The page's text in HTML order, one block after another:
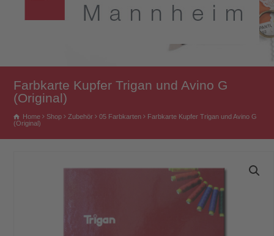
Farbkarte Kupfer Trigan und Avino G
(Original)
Home Shop Zubehör 05 Farbkarten
Farbkarte Kupfer Trigan und Avino G
(Original)